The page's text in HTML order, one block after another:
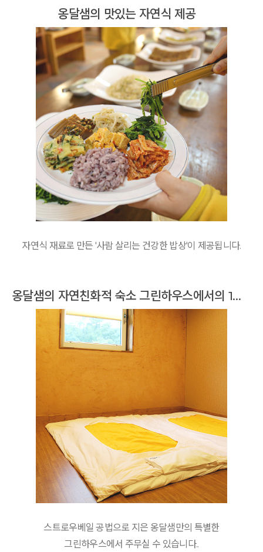
옹달샘의 맛있는 자연식 제공
자연식 재료로 만든 '사람 살리는 건강한 밥상'이 제공됩니다.
옹달샘의 자연친화적 숙소 그린하우스에서의 1박
스트로우베일 공법으로 지은 옹달샘만의 특별한
그린하우스에서 주무실 수 있습니다..